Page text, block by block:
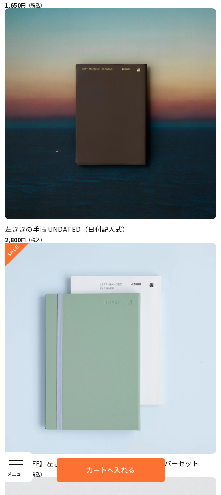
メニュー
1,650円（税込）
左ききの手帳 UNDATED（日付記入式）
2,800円（税込）
【50%OFF】左ききの手帳2026 本体のみ+ハードカバーセット
3,280円（税込） カートへ入れる